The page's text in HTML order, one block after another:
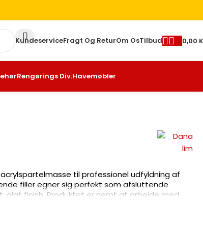
KundeserviceFragt Og ReturOm OsTilbud 0,00
Div.Havemøbler
til professionel udfyldning af revner i træ,
som afsluttende spartellag til indvendig træværk
overmalbart og leveres klar til brug i praktisk 250